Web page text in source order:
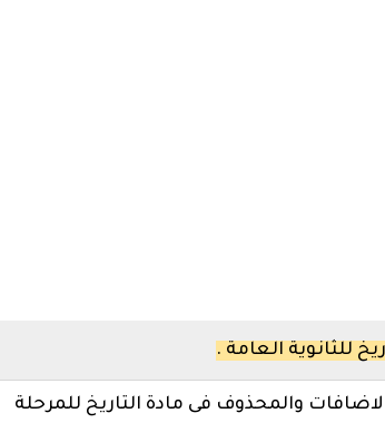
للثانوية العامة .
والمحذوف فى مادة التاريخ للمرحلة